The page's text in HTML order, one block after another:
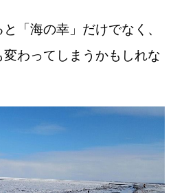
「海の幸」だけでなく、
変わってしまうかもしれな